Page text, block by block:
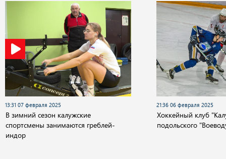
13:31 07 февраля 2025
В зимний сезон калужские
спортсмены занимаются греблей-
индор
21:36 06 февраля 2025
Хоккейный клуб
подольского